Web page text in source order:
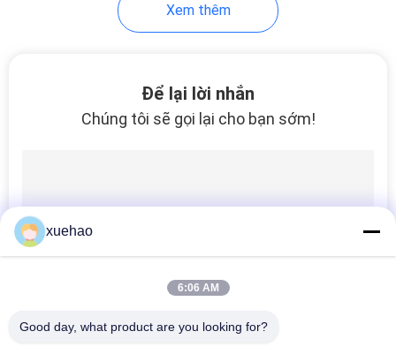
Xem thêm
Để lại lời nhắn
Chúng tôi sẽ gọi lại cho bạn sớm!
xuehao
6:06 AM
Good day, what product are you looking for?